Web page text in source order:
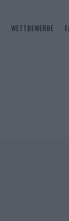
WETTBEWERBE